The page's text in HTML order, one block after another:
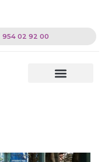
954 02 92 00